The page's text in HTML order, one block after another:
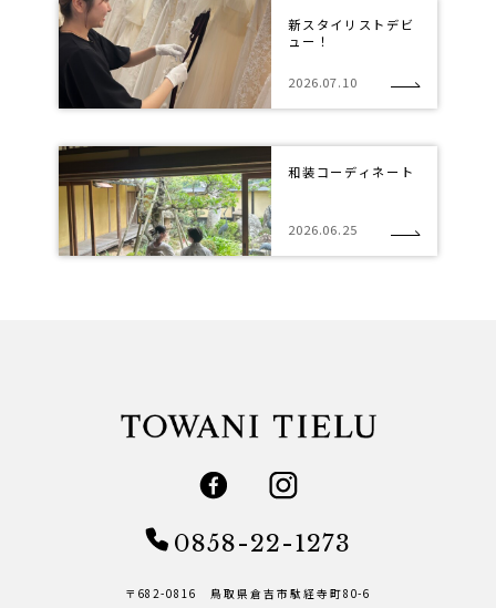
新スタイリストデビ
ュー！
2026.07.10
和装コーディネート
2026.06.25
0858-22-1273
〒682-0816 鳥取県倉吉市駄経寺町80-6